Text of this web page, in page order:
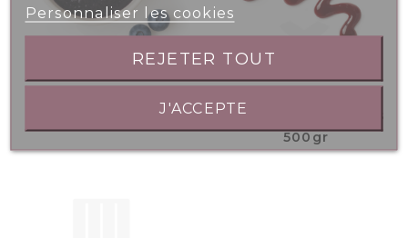
Purée Myrtilles 1kg
Coulis Fruits Rouges
500gr
Personnaliser les cookies
REJETER TOUT
J'ACCEPTE